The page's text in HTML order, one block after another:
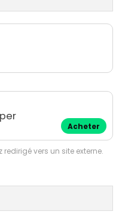
Acheter
redirigé vers un site externe.